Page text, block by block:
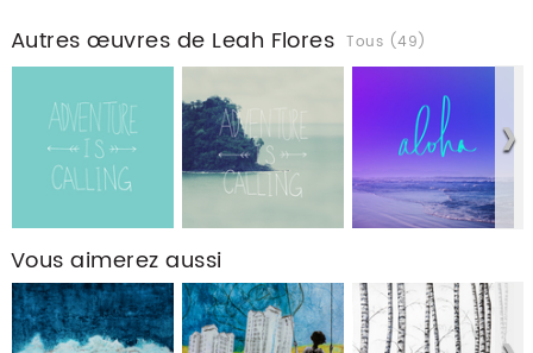
Autres œuvres de Leah Flores Tous (49)
Vous aimerez aussi